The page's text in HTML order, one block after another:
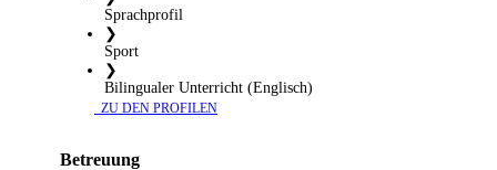
Sprachprofil
❯
Sport
❯
Bilingualer Unterricht (Englisch)
​ ZU DEN PROFILEN
Betreuung